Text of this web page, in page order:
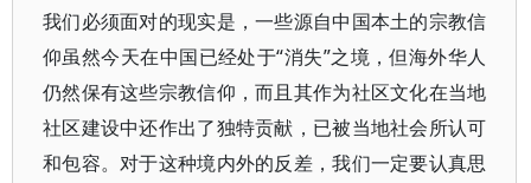
我们必须面对的现实是，一些源自中国本土的宗教信
仰虽然今天在中国已经处于“消失”之境，但海外华人
仍然保有这些宗教信仰，而且其作为社区文化在当地
社区建设中还作出了独特贡献，已被当地社会所认可
和包容。对于这种境内外的反差，我们一定要认真思